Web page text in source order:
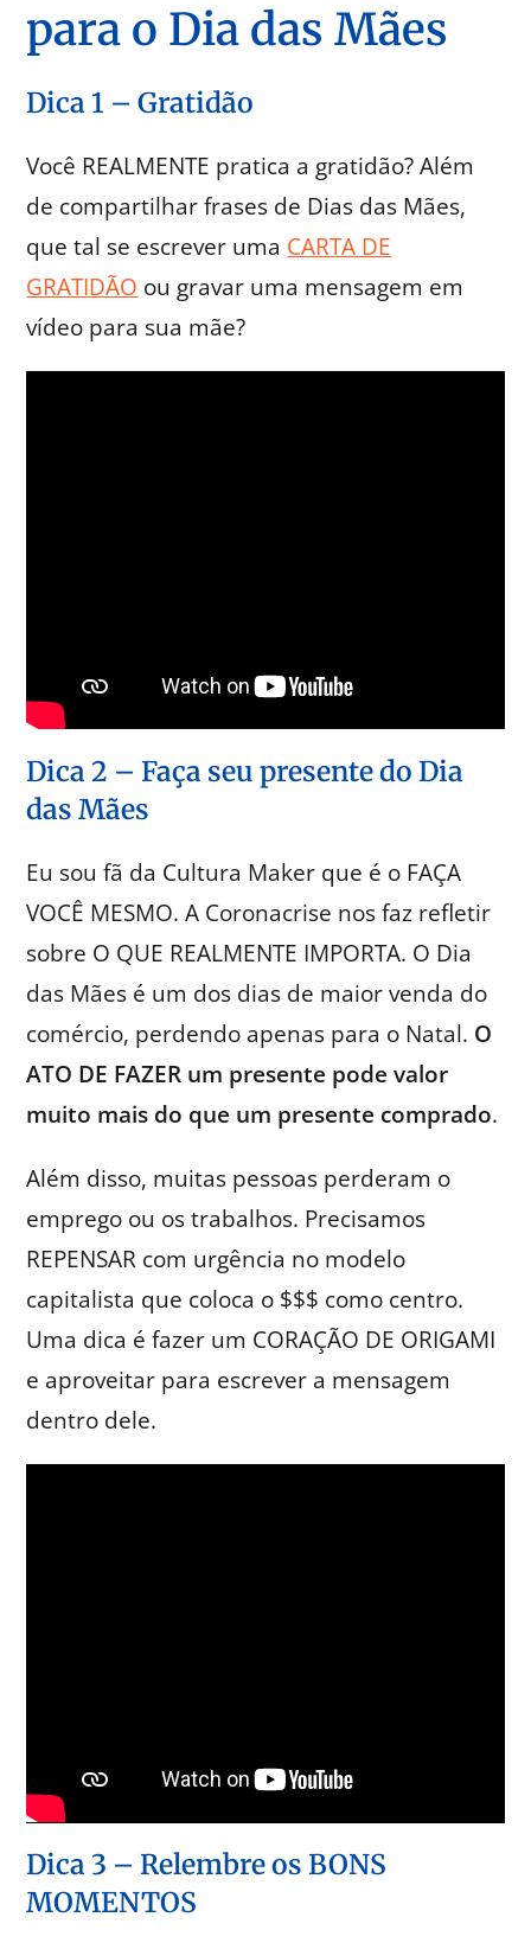
para o Dia das Mães
Dica 1 – Gratidão
Você REALMENTE pratica a gratidão? Além
de compartilhar frases de Dias das Mães,
que tal se escrever uma CARTA DE
GRATIDÃO ou gravar uma mensagem em
vídeo para sua mãe?
Dica 2 – Faça seu presente do Dia
das Mães
Eu sou fã da Cultura Maker que é o FAÇA
VOCÊ MESMO. A Coronacrise nos faz refletir
sobre O QUE REALMENTE IMPORTA. O Dia
das Mães é um dos dias de maior venda do
comércio, perdendo apenas para o Natal. O
ATO DE FAZER um presente pode valor
muito mais do que um presente comprado.
Além disso, muitas pessoas perderam o
emprego ou os trabalhos. Precisamos
REPENSAR com urgência no modelo
capitalista que coloca o $$$ como centro.
Uma dica é fazer um CORAÇÃO DE ORIGAMI
e aproveitar para escrever a mensagem
dentro dele.
Dica 3 – Relembre os BONS
MOMENTOS